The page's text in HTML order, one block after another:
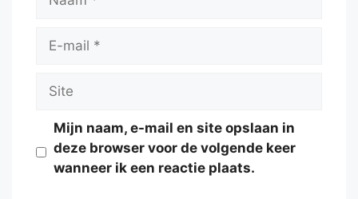
Site
Mijn naam, e-mail en site opslaan in
deze browser voor de volgende keer
wanneer ik een reactie plaats.